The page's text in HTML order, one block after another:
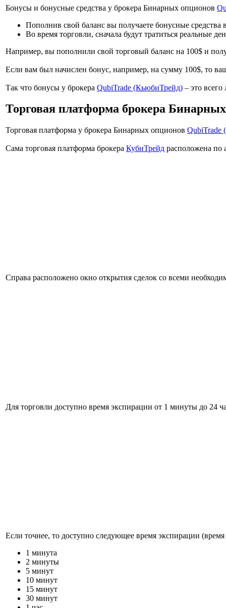
Бонусы и бонусные средства у брокера Бинарных опционов
Пополнив свой баланс вы получаете бонусные средства
Во время торговли, сначала будут тратиться реальные
Например, вы пополнили свой торговый баланс на 100$ и
Если вам был начислен бонус, например, на сумму 100$, то
Так что бонусы у брокера QubiTrade (КьюбиТрейд) – это
Торговая платформа брокера
Торговая платформа у брокера Бинарных опционов QubiTrade
Сама торговая платформа брокера КубиТрейд расположена по
Справа расположено окно открытия сделок со всеми
Для торговли доступно время экспирации от 1 минуты до 24
Если точнее, то доступно следующее время экспирации (время
1 минута
2 минуты
5 минут
10 минут
15 минут
30 минут